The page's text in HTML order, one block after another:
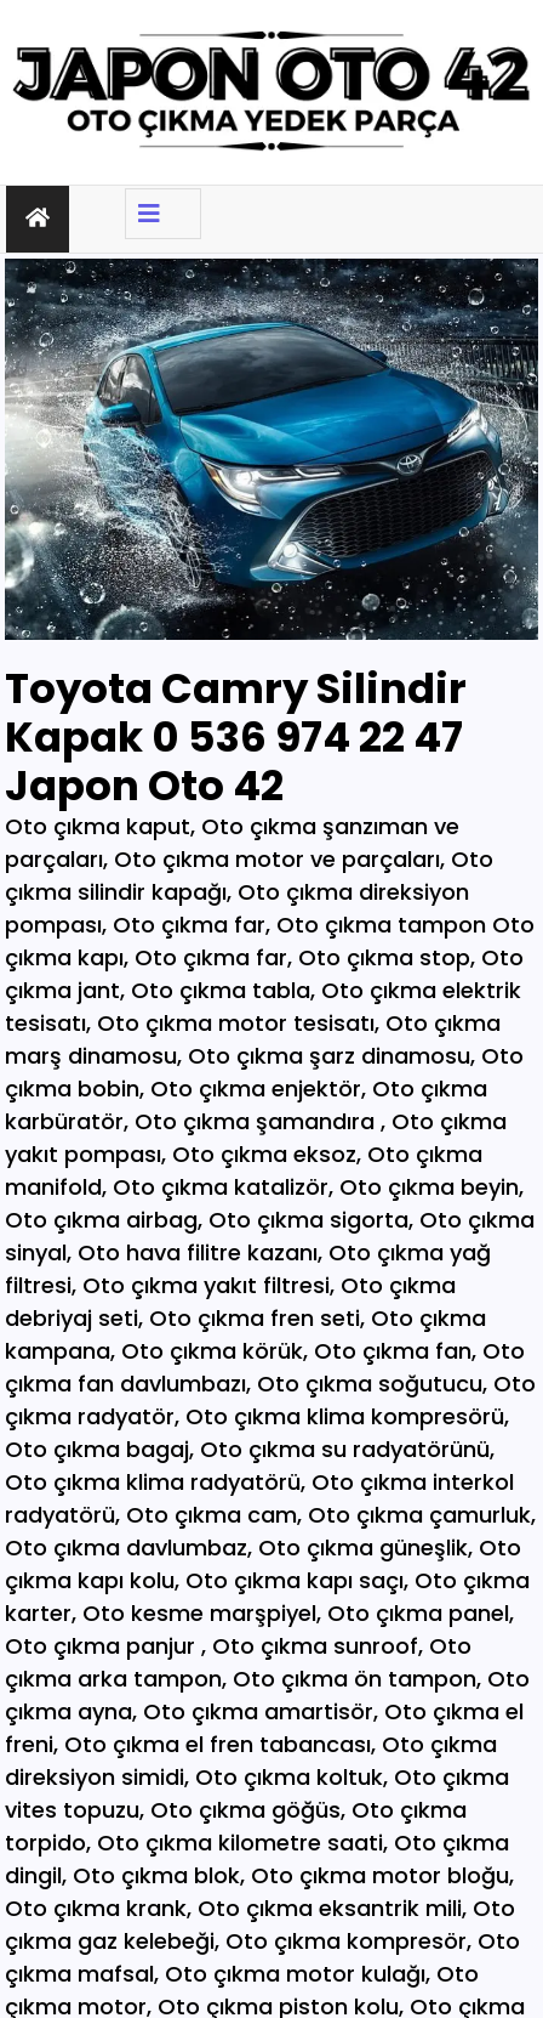
Toyota Camry Silindir
Kapak 0 536 974 22 47
Japon Oto 42
Oto çıkma kaput, Oto çıkma şanzıman ve parçaları, Oto çıkma motor ve parçaları, Oto çıkma silindir kapağı, Oto çıkma direksiyon pompası, Oto çıkma far, Oto çıkma tampon Oto çıkma kapı, Oto çıkma far, Oto çıkma stop, Oto çıkma jant, Oto çıkma tabla, Oto çıkma elektrik tesisatı, Oto çıkma motor tesisatı, Oto çıkma marş dinamosu, Oto çıkma şarz dinamosu, Oto çıkma bobin, Oto çıkma enjektör, Oto çıkma karbüratör, Oto çıkma şamandıra , Oto çıkma yakıt pompası, Oto çıkma eksoz, Oto çıkma manifold, Oto çıkma katalizör, Oto çıkma beyin, Oto çıkma airbag, Oto çıkma sigorta, Oto çıkma sinyal, Oto hava filitre kazanı, Oto çıkma yağ filtresi, Oto çıkma yakıt filtresi, Oto çıkma debriyaj seti, Oto çıkma fren seti, Oto çıkma kampana, Oto çıkma körük, Oto çıkma fan, Oto çıkma fan davlumbazı, Oto çıkma soğutucu, Oto çıkma radyatör, Oto çıkma klima kompresörü, Oto çıkma bagaj, Oto çıkma su radyatörünü, Oto çıkma klima radyatörü, Oto çıkma interkol radyatörü, Oto çıkma cam, Oto çıkma çamurluk, Oto çıkma davlumbaz, Oto çıkma güneşlik, Oto çıkma kapı kolu, Oto çıkma kapı saçı, Oto çıkma karter, Oto kesme marşpiyel, Oto çıkma panel, Oto çıkma panjur , Oto çıkma sunroof, Oto çıkma arka tampon, Oto çıkma ön tampon, Oto çıkma ayna, Oto çıkma amartisör, Oto çıkma el freni, Oto çıkma el fren tabancası, Oto çıkma direksiyon simidi, Oto çıkma koltuk, Oto çıkma vites topuzu, Oto çıkma göğüs, Oto çıkma torpido, Oto çıkma kilometre saati, Oto çıkma dingil, Oto çıkma blok, Oto çıkma motor bloğu, Oto çıkma krank, Oto çıkma eksantrik mili, Oto çıkma gaz kelebeği, Oto çıkma kompresör, Oto çıkma mafsal, Oto çıkma motor kulağı, Oto çıkma motor, Oto çıkma piston kolu, Oto çıkma segman, Oto çıkma rulman, Oto çıkma turbo, Oto çıkma yağ pompası, Oto çıkma şanzıman dişlisi, Oto çıkma mafsal, Oto çıkma sekromenç, Oto çıkma türbin, Oto çıkma volant, Oto çıkma aks, Oto çıkma akis, Oto çıkma direksiyon kutusu, Oto çıkma direksiyon mili, Oto çıkma helezyon yayı, Oto çıkma körük, Oto çıkma porya, Oto çıkma sis çerçevesi, Oto çıkma kapı menteşesi, Oto çıkma sis farı, Oto çıkma difaransiyel, Oto çıkma traves, Oto çıkma cam motoru, Oto çıkma sinyal, Oto çıkma cam düğmesi, Oto çıkma kapı döşemesi, Oto çıkma cam kirkosu, Oto çıkma kalorifer kutusu, Oto çıkma beşik, Oto çıkma filtre, Oto çıkma konsül, Oto çıkma tampon demiri, Oto çıkma kapı kilidi, Oto çıkma motor takozu, Oto çıkma kampana, Oto çıkma gösterge paneli, Oto çıkma taşıyıcı, Oto kesme tavan, Oto kesme marşpiyel, Oto kesme çamurluk, Oto kesme yarım arka, Oto çıkma hava akış metresi, Oto çıkma vestenhaouse, Oto çıkma vestibhouse, Oto çıkma park sensörü Oto çıkma kapı fitilleri, Oto çıkma cam düğmesi, Oto çıkma motor takozu, Oto çıkma vites topuzu, Oto çıkma far beyni, Oto çıkma motor beyni, Oto çıkma airbag beyni, Oto çıkma abs beyni, Oto çıkma şanzıman beyni, Oto parça, Oto çıkma yedek parça, Oto oto yedek parça, Oto sigorta kutusu, Oto çıkma su bidonu, Oto çıkma teyp, Oto çıkma cd çalar, Oto çıkma rölanti ayarlayıcı, Oto çıkma kolon kilidi, Oto çıkma kapı kilidi, Oto çıkma kapı iç açma kolu, Oto çıkma kapı çıtası, Oto çıkma tavan çıtası, Oto çıkma krank kasnağı, Oto çıkma eksantrik kasnağı, Oto çıkma alt travers, Oto çıkma arka dingil, Oto çıkma fren merkezi, Oto çıkma imop kutus, Oto çıkma sigorta tablası, Oto çıkma klima ekranı, Oto çıkma vakum, Oto çıkma orta havalandırma, Oto çıkma radyo ekranı, Oto çıkma yağ pompası, Oto çıkma şanzıman kulağı, Oto çıkma debriyaj bilyası, Oto çıkma direksiyon spotu, Oto çıkma direksiyon sargısı, Oto çıkma airbag sargısı, Oto çıkma tesisat kablosu, Oto çıkma klima paneli, Oto çıkma ön kapı, Oto çıkma arka kapı, Oto çıkma baskı balata, Oto çıkma volant, Oto çıkma yedek parça, Oto çıkma parça, Oto oto yedek parça, Oto parça, Çıkma parça, Oto çıkma parçaları, Çıkma parçaları, Oto yedek parça, Oto çıkma şanzıman, Oto çıkma hoparlör, Oto çıkma fren vakum, Oto çıkma map sensösrü, Oto çıkma cam silgi motoru, Oto çıkma cam silgi kolu, Oto çıkma flaşö, Oto çıkma vites levyesi, Oto çıkma turbo basınç Oto çıkma vestinghouse, Oto çıkma gaz pedalı, Oto çıkma su bidonu, Oto çıkma ganister, Oto çıkma tampon braketi, Oto çıkma çamurluk davlumbazı, Oto çıkma el fren teli, Oto çıkma şarj dinamosu, Oto çıkma biel kolu, Oto çıkma hava akış metresi, Oto çıkma eksoz sondası, Oto çıkma emme manifoldu, Oto çıkma fincan, Oto çıkma itici horozlar, Oto çıkma piyano mili, Oto çıkma vites halatı, Oto çıkma tavan döşemesi, Oto çıkma sanroof düğmesi, Oto çıkma sanroof camı, Oto çıkma tavan anteni, Oto çıkma kapı bantları, Oto çıkma kapı soketi, Oto çıkma kapı tesisatı, Oto çıkma koltuk ayar düğmesi, Oto çıkma kapı rayı, Oto çıkma şanzıman dişlisi, Oto çıkma reyil borusu, Oto çıkma buji kablosu, Oto çıkma yağ çubuğu, Oto çıkma distribitör kapağı, Oto çıkma termostat, Oto çıkma map sensörü, Oto çıkma motor kaputu, Oto çıkma kapı nikelajı, Oto çıkma tampon nikelajı, Oto çıkma fren disk, Oto çıkma debriyaj rulmanı, Oto çıkma karbüratör, Oto çıkma eksoz takozu, Oto çıkma körük, Oto çıkma cam su deposu, Oto çıkma genleşme kavanozu, Oto çıkma süspansiyon, Oto çıkma devirdaim hortumu, Oto çıkma travers, Oto çıkma yedek su deposu, Oto çıkma emme manifolt, Oto çıkma kaset çalar, Oto çıkma kapı bandı, Oto çıkma eksantrik horuzu, Oto çıkma xenon far beyni, Oto çıkma tampon ızgarası, Oto çıkma cd çalar, Oto çıkma yakıt deposu, Oto çıkma tampon kaplaması, Oto çıkma kaput mandalı, Oto çıkma el fren düğmesi, Oto çıkma dikiz aynası, Oto çıkma yarım motor, Oto çıkma turbo borusu, Oto çıkma dış ayna, Oto çıkma iç ayna, Oto çıkma tozluk kapağı, Oto çıkma tampon alt bagaliti, Oto çıkma toz kapağı, Oto çıkma parça ankara, Oto çıkma parça İstanbul, Oto çıkma parça adana, Oto çıkma parça elağzı, Oto çıkma parça izmir, Oto çıkma parça bursa, Oto çıkma parça Eskişehir, Oto çıkma parça kayseri, Oto çıkma parça Diyarbakır, Oto çıkma parça Şanlıurfa, Oto çıkma parça,Gaziantep Oto çıkma parça ağrı, Oto çıkma parça konya, Oto çıkma parça Yozgat, Oto çıkma parça Nevşehir, Oto çıkma parça Niğde, Oto çıkma parça Antaly, Oto çıkma parça malatya, Oto çıkma parça mardin, Oto çıkma parça van, Oto çıkma parça hakkari, Oto çıkma parça,Erzurum Oto çıkma parça sivas, Oto çıkma parça Trabzon, Oto çıkma parça çorum, Oto çıkma parça samsun, Oto çıkma parça bolu, Oto çıkma parça afyon, Oto parça, Oto yedek parça, Oto oto yedek parça, Oto parçaları, Oto çıkmacı,yıldız sanayi sitesi ostim,otomobil yedek parça, çıkma parça oto yedek parça, Oto çıkma parça Oto parça, Oto çıkma parça , çıkma Oto parça,Adana Oto Çıkma Parça , Adıyaman Oto Çıkma Parça Afyon Oto Çıkma Parça Ağrı Oto Çıkma Parça Aksaray Oto Çıkma Parça Amasya Oto Çıkma Parça Ankara Oto Çıkma Parça Antalya Oto Çıkma Parça Ardahan Oto Çıkma Parça Artvin Oto Çıkma Parça Aydın Oto Çıkma Parça Balıkesir Oto Çıkma Parça Bartın Oto Çıkma Parça Batman Oto Çıkma Parça Bayburt Oto Çıkma Parça Bilecik Oto Çıkma Parça Bingöl Oto Çıkma Parça Bitlis Oto Çıkma Parça Bolu Oto Çıkma Parça Bursa Oto Çıkma Parça Çanakkale Oto Çıkma Parça Çankırı Oto Çıkma Parça Çorum Oto Çıkma Parça Denizli Oto Çıkma Parça Diyarbakır Oto Çıkma Parça Düzce Oto Çıkma Parça Edirne Oto Çıkma Parça Elazığ Oto Çıkma Parça Erzincan Oto Çıkma Parça Erzurum Oto Çıkma Parça Eskişehir Oto Çıkma Parça Gaziantep Oto Çıkma Parça Giresun Oto Çıkma Parça Gümüşhane Oto Çıkma Parça Hakkari Oto Çıkma Parça Hatay Oto Çıkma Parça Iğdır Oto Çıkma Parça Isparta Oto Çıkma Parça İstanbul Oto Çıkma Parça İzmir Oto Çıkma Parça Kahramanmaraş Oto Çıkma Karabük Oto Çıkma Parça Karaman Oto Çıkma Parça Kars Oto Çıkma Parça Kastamonu Oto Çıkma Parça Kayseri Oto Çıkma Parça Kilis Oto Çıkma Parça Kırıkkale Oto Çıkma Parça Kırklareli Oto Çıkma Parça Kırşehir Oto Çıkma Parça Kocaeli Oto Çıkma Parça Konya Oto Çıkma Parça Kütahya Oto Çıkma Parça Malatya Oto Çıkma Parça Manisa Yedek Parça Mardin Oto Çıkma Parça Mersin Oto Çıkma Parça Muğla Oto Çıkma Parça Nevşehir Oto Çıkma Parça Niğde Oto Çıkma Parça Ordu Oto Çıkma Parça Osmaniye Oto Çıkma Parça Rize Oto Çıkma Parça Sakarya Oto Çıkma Parça Samsun Oto Çıkma Parça Şanlıurfa Oto Çıkma Parça Siirt Oto Çıkma Parça Sinop Oto Çıkma Parça Şırnak Oto Çıkma Parça Sivas Oto Çıkma Parça Oto Çıkma Parça Tekirdağ Oto Çıkma Parça Tokat Oto Çıkma Parça Trabzon Oto Çıkma Parça Tunceli Oto Çıkma Parça Uşak Oto Çıkma Parça Van Oto Çıkma Parça Yalova Oto Çıkma Parça Yozgat Oto Çıkma Parça Zonguldak Oto Çıkma Parça Online Oto Çıkma Parça Düzce Oto Çıkma Parça Osmaniye Oto Çıkma Parça Kilis Oto Çıkma Parça Karabük Oto Çıkma Parça Yalova Oto Çıkma Parça Iğdır Oto Çıkma Parça Ardahan Oto Çıkma Parça Bartın Oto Çıkma Parça Şırnak Oto Çıkma Parça Adana Oto Çıkma yedek Parça Adıyaman Oto Çıkma yedek Afyon Oto Çıkma yedek Parça Ağrı Oto Çıkma yedek Parça Aksaray Oto Çıkma yedek Parça Amasya Oto Çıkma yedek Parça Ankara Oto Çıkma yedek Parça Antalya Oto Çıkma yedek Parça Ardahan Oto Çıkma yedek Parça Artvin Oto Çıkma yedek Parça Aydın Oto Çıkma yedek Parça Balıkesir Oto Çıkma yedek Parça Bartın Oto Çıkma yedek Parça Batman Oto Çıkma yedek Parça Bayburt Oto Çıkma yedek Parça Bilecik Oto Çıkma yedek Parça Bingöl Oto Çıkma yedek Parça Bitlis Oto Çıkma yedek Parça Bolu Oto Çıkma yedek Parça Bursa Oto Çıkma yedek Parça Çanakkale Oto Çıkma yedek Çankırı Oto Çıkma yedek Parça Çorum Oto Çıkma yedek Parça Denizli Oto Çıkma yedek Parça Diyarbakır Oto Çıkma yedek Düzce Oto Çıkma yedek Parça Edirne Oto Çıkma yedek Parça Elazığ Oto Çıkma yedek Parça Erzincan Oto Çıkma yedek Parça Erzurum Oto Çıkma yedek Parça Eskişehir Oto Çıkma yedek Parça Gaziantep Oto Çıkma yedek Giresun Oto Çıkma yedek Parça Gümüşhane Oto Çıkma yedek Hakkari Oto Çıkma yedek Parça Hatay Oto Çıkma yedek Parça Iğdır Oto Çıkma yedek Parça Isparta Oto Çıkma yedek Parça İstanbul Oto Çıkma yedek Parça İzmir Oto Çıkma yedek Parça Kahramanmaraş Oto Çıkma Karabük Oto Çıkma yedek Parça Karaman Oto Çıkma yedek Parça Kars Oto Çıkma yedek Parça Kastamonu Oto Çıkma yedek Kayseri Oto Çıkma yedek Parça Kilis Oto Çıkma yedek Parça Oto Çıkma Şarj Dinamosu, Oto Çıkma Taban Döşemeleri, Tekirdağ O